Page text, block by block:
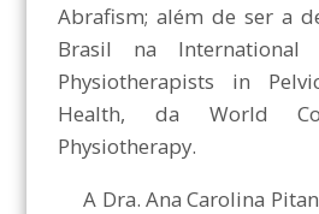
Abrafism; além de ser a
Brasil na International
Physiotherapists in
Health, da World
Physiotherapy.
A Dra. Ana Carolina